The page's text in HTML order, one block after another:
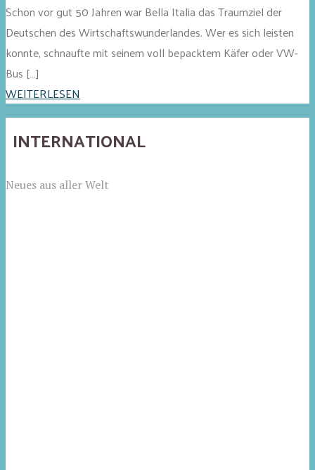
Schon vor gut 50 Jahren war Bella Italia das Traumziel der
Deutschen des Wirtschaftswunderlandes. Wer es sich leisten
konnte, schnaufte mit seinem voll bepacktem Käfer oder VW-
Bus […]
WEITERLESEN
INTERNATIONAL
Neues aus aller Welt